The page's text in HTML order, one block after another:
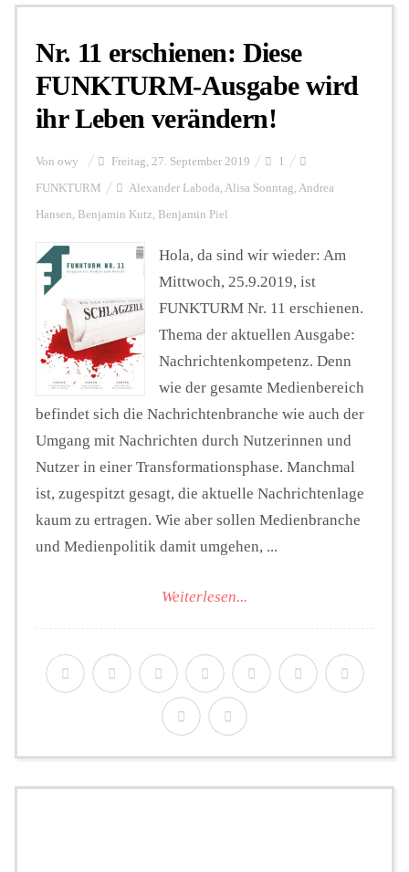
Personalien
Hintergrund
FUNKTURM-Beiträge
Podcast
Seminare
Unterstützen
Nr. 11 erschienen: Diese
FUNKTURM-Ausgabe wird
ihr Leben verändern!
Von owy Freitag, 27. September 2019 1
FUNKTURM Alexander Laboda, Alisa Sonntag, Andrea
Hansen, Benjamin Kutz, Benjamin Piel
Hola, da sind wir wieder: Am
Mittwoch, 25.9.2019, ist
FUNKTURM Nr. 11 erschienen.
Thema der aktuellen Ausgabe:
Nachrichtenkompetenz. Denn
wie der gesamte Medienbereich
befindet sich die Nachrichtenbranche wie auch der
Umgang mit Nachrichten durch Nutzerinnen und
Nutzer in einer Transformationsphase. Manchmal
ist, zugespitzt gesagt, die aktuelle Nachrichtenlage
kaum zu ertragen. Wie aber sollen Medienbranche
und Medienpolitik damit umgehen, ...
Weiterlesen...